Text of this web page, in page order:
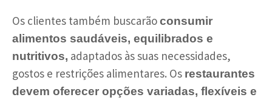
Os clientes também buscarãoconsumir
alimentos saudáveis, equilibrados e
nutritivos, adaptados às suas necessidades,
gostos e restrições alimentares. Os restaurantes
devem oferecer opções variadas, flexíveis e